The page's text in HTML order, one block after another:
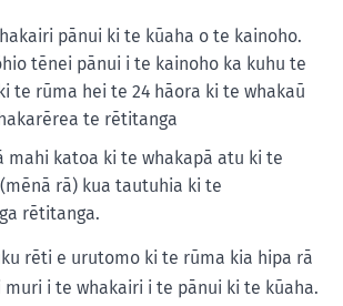
pānui ki te kūaha o te kainoho.
tēnei pānui i te kainoho ka kuhu te
te rūma hei te 24 hāora ki te whakaū
te rētitanga
mahi katoa ki te whakapā atu ki te
rā) kua tautuhia ki te
rētitanga.
rēti e urutomo ki te rūma kia hipa rā
muri i te whakairi i te pānui ki te kūaha.